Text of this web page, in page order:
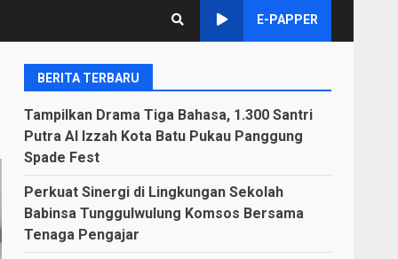
E-PAPPER
BERITA TERBARU
Tampilkan Drama Tiga Bahasa, 1.300 Santri
Putra Al Izzah Kota Batu Pukau Panggung
Spade Fest
Perkuat Sinergi di Lingkungan Sekolah
Babinsa Tunggulwulung Komsos Bersama
Tenaga Pengajar